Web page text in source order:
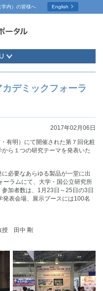
学内）の皆様へ English
カデミックフォーラ
2017年02月06日
有明）にて開催された第７回化粧
ら１つの研究テーマを発表いた
必要なあらゆる製品が一堂に出
ーラムにて、大学・国公立研究所
加者数は、1月23日～25日の3日
表会場、展示ブースには100名
授 田中 剛